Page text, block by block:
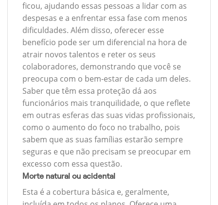
ficou, ajudando essas pessoas a lidar com as
despesas e a enfrentar essa fase com menos
dificuldades. Além disso, oferecer esse
benefício pode ser um diferencial na hora de
atrair novos talentos e reter os seus
colaboradores, demonstrando que você se
preocupa com o bem-estar de cada um deles.
Saber que têm essa proteção dá aos
funcionários mais tranquilidade, o que reflete
em outras esferas das suas vidas profissionais,
como o aumento do foco no trabalho, pois
sabem que as suas famílias estarão sempre
seguras e que não precisam se preocupar em
excesso com essa questão.
Morte natural ou acidental
Esta é a cobertura básica e, geralmente,